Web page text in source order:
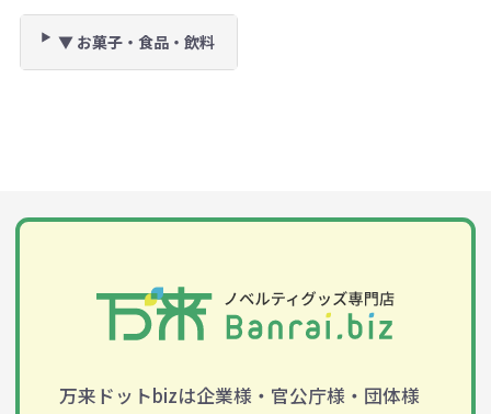
▼ お菓子・食品・飲料
万来ドットbizは企業様・官公庁様・団体様